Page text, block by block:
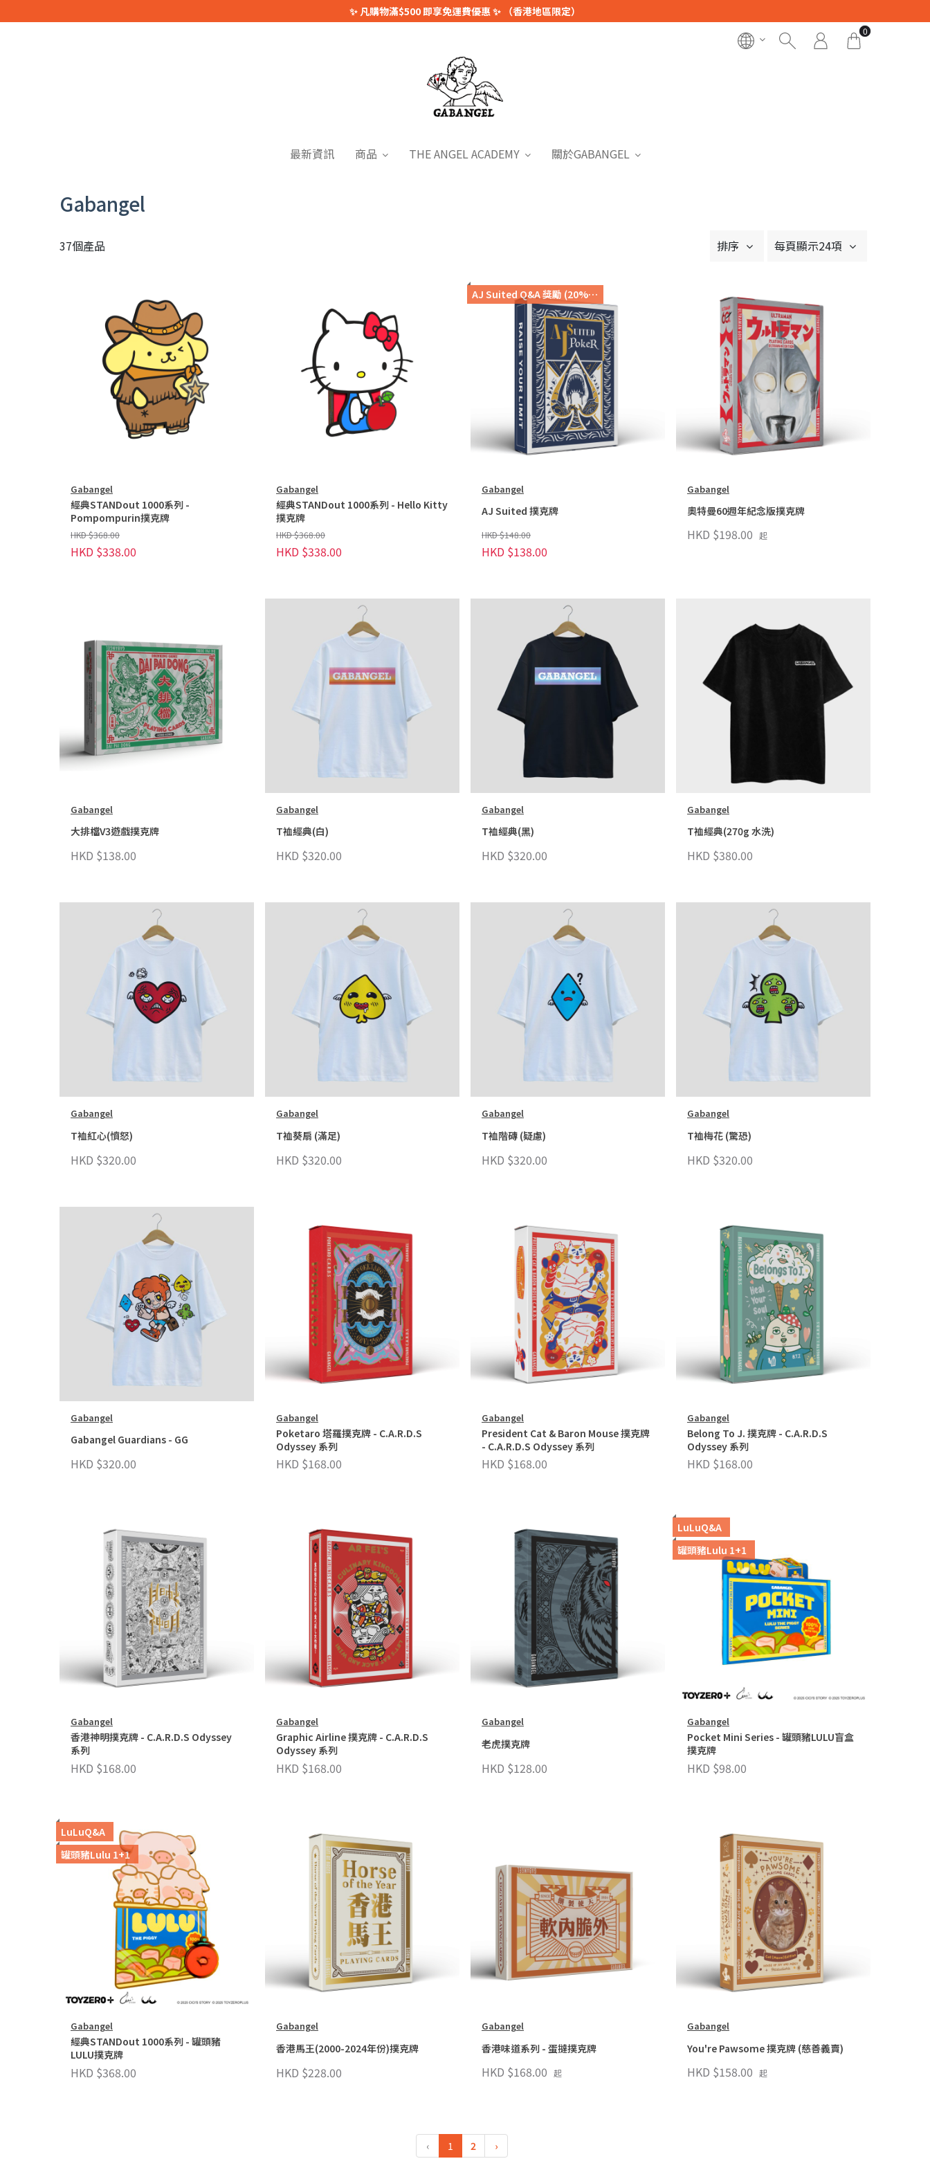
✨ 凡購物滿$500 即享免運費優惠 ✨ （香港地區限定）
0
最新資訊 商品 THE ANGEL ACADEMY 關於GABANGEL
Gabangel
排序 每頁顯示24項
37個產品
Gabangel
經典STANDout 1000系列 -
Pompompurin撲克牌
HKD $368.00
HKD $338.00
Gabangel
經典STANDout 1000系列 - Hello Kitty
撲克牌
HKD $368.00
HKD $338.00
AJ Suited Q&A 獎勵 (20%off)
Gabangel
AJ Suited 撲克牌
HKD $148.00
HKD $138.00
Gabangel
奧特曼60週年紀念版撲克牌
HKD $198.00 起
Gabangel
大排檔V3遊戲撲克牌
HKD $138.00
Gabangel
T裇經典(白)
HKD $320.00
Gabangel
T裇經典(黑)
HKD $320.00
Gabangel
T裇經典(270g 水洗)
HKD $380.00
Gabangel
T裇紅心(憤怒)
HKD $320.00
Gabangel
T裇葵扇 (滿足)
HKD $320.00
Gabangel
T裇階磚 (疑慮)
HKD $320.00
Gabangel
T裇梅花 (驚恐)
HKD $320.00
Gabangel
Gabangel Guardians - GG
HKD $320.00
Gabangel
Poketaro 塔羅撲克牌 - C.A.R.D.S
Odyssey 系列
HKD $168.00
Gabangel
President Cat & Baron Mouse 撲克牌
- C.A.R.D.S Odyssey 系列
HKD $168.00
Gabangel
Belong To J. 撲克牌 - C.A.R.D.S
Odyssey 系列
HKD $168.00
Gabangel
香港神明撲克牌 - C.A.R.D.S Odyssey
系列
HKD $168.00
Gabangel
Graphic Airline 撲克牌 - C.A.R.D.S
Odyssey 系列
HKD $168.00
Gabangel
老虎撲克牌
HKD $128.00
LuLuQ&A
罐頭豬Lulu 1+1
Gabangel
Pocket Mini Series - 罐頭豬LULU盲盒
撲克牌
HKD $98.00
LuLuQ&A
罐頭豬Lulu 1+1
Gabangel
經典STANDout 1000系列 - 罐頭豬
LULU撲克牌
HKD $368.00
Gabangel
香港馬王(2000-2024年份)撲克牌
HKD $228.00
Gabangel
香港味道系列 - 蛋撻撲克牌
HKD $168.00 起
Gabangel
You're Pawsome 撲克牌 (慈善義賣)
HKD $158.00 起
‹ 1 2 ›